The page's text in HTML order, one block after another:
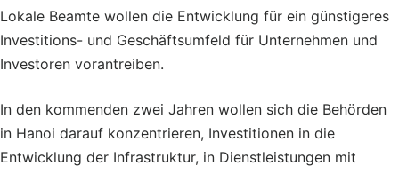
Lokale Beamte wollen die Entwicklung für ein günstigeres
Investitions- und Geschäftsumfeld für Unternehmen und
Investoren vorantreiben.
In den kommenden zwei Jahren wollen sich die Behörden
in Hanoi darauf konzentrieren, Investitionen in die
Entwicklung der Infrastruktur, in Dienstleistungen mit